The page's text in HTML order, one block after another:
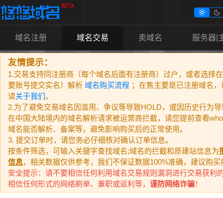
域名注册 域名交易 卖域名 服务器|
 
友情提示：
1.交易支持同注册商（每个域名后面有注册商）过户，或者选择
要账号提交实名）解析 域名购买流程 ；在售主要是已注册域名
读关于我们。
2.为了避免交易域名因滥用、争议等导致HOLD，或因历史行为
在中国大陆境内的域名解析请求被运营商拦截，请您提前查看
域名能否解析、备案等，避免影响购买后的正常使用。
3. 提交订单时，请您务必仔细核对确认订单信息。
按条件筛选，可输入关键字查找域名;域名的拦截和原建站信息为
信息，相关数据仅供参考，我们不保证数据100%准确，建议购买
安全提示：请不要相信任何利用域名交易规则漏洞进行交易获利
相信任何形式的网络刷单、兼职或返利等， 谨防网络诈骗！